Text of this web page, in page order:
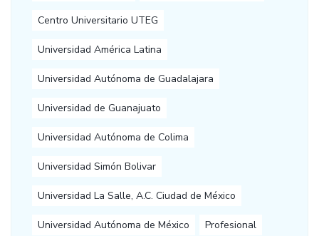
Centro Universitario UTEG
Universidad América Latina
Universidad Autónoma de Guadalajara
Universidad de Guanajuato
Universidad Autónoma de Colima
Universidad Simón Bolivar
Universidad La Salle, A.C. Ciudad de México
Universidad Autónoma de México Profesional